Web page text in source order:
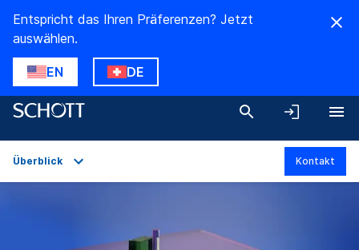
Entspricht das Ihren Präferenzen? Jetzt
auswählen.
EN DE
Überblick Kontakt